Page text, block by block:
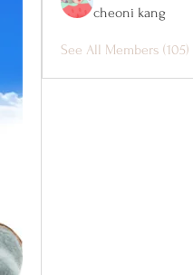
cheoni kang
See All Members (105)